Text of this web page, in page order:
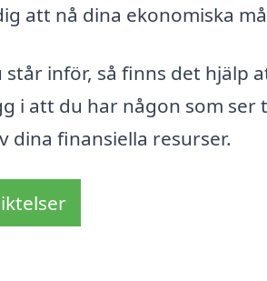
att nå dina ekonomiska
inför, så finns det hjälp
i att du har någon som
dina finansiella resurser.